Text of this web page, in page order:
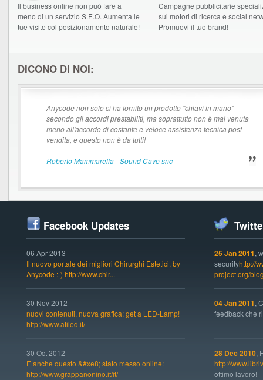
Il business online non può fare a
meno di un servizio S.E.O. Aumenta le
tue visite col posizionamento naturale!
Campagne pubblicitarie
sui motori di ricerca e social
Promuovi il tuo brand!
DICONO DI NOI:
Anycode non solo ci ha fornito un prodotto "chiavi in mano"
secondo gli accordi prestabiliti, ma soprattutto non è mai venuta
meno all'accordo di costante e veloce assistenza tecnica post-
vendita, e questo non è da tutti!
Roberto Mammarella - Sound Cave snc
Facebook Updates
06 Apr 2013
Il nuovo portale dei migliori Chirurghi Estetici, by
Anycode :-) http://www.chir...
30 Nov 2012
nuovi contenuti, nuova grafica: get a LED-Lamp!
http://www.atiled.it/
30 Oct 2012
E anche questo &#xe8; stato messo online:
http://www.grappanonino.it/it/
25 Jan 2011,
securityhttp://
project.org/
04 Jan 2011,
feedback che
28 Dec 2010,
http://
ottimo lavoro!